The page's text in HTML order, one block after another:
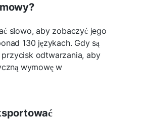
słowo, aby zobaczyć jego
130 językach. Gdy są
odtwarzania, aby
wymowę w